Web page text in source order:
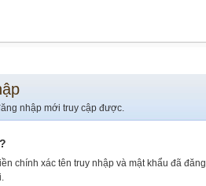
nhập mới truy cập được.
chính xác tên truy nhập và mật khẩu đã đăng